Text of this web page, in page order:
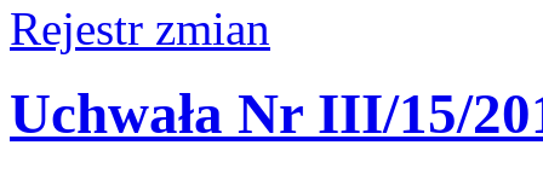
Rejestr zmian
Uchwała Nr III/15/